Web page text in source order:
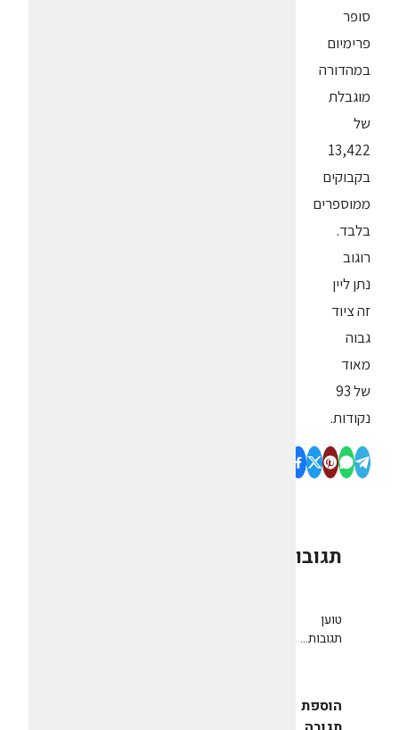
סופר
פרימיום
במהדורה
מוגבלת
של
13,422
בקבוקים
ממוספרים
בלבד.
רוגוב
נתן ליין
זה ציוד
גבוה
מאוד
של 93
נקודות.
תגובות
טוען
תגובות...
הוספת